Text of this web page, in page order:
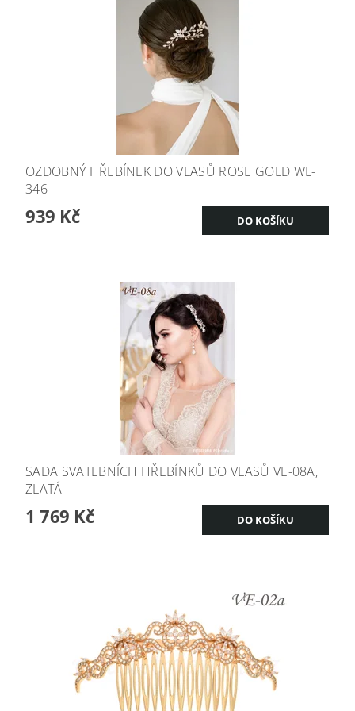
OZDOBNÝ HŘEBÍNEK DO VLASŮ ROSE GOLD WL-
346
939 Kč
SADA SVATEBNÍCH HŘEBÍNKŮ DO VLASŮ VE-08A,
ZLATÁ
1 769 Kč